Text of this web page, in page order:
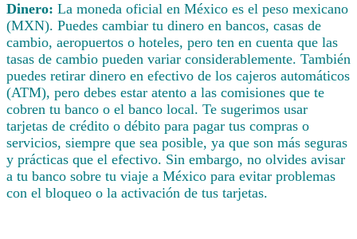
Dinero: La moneda oficial en México es el peso mexicano
(MXN). Puedes cambiar tu dinero en bancos, casas de
cambio, aeropuertos o hoteles, pero ten en cuenta que las
tasas de cambio pueden variar considerablemente. También
puedes retirar dinero en efectivo de los cajeros automáticos
(ATM), pero debes estar atento a las comisiones que te
cobren tu banco o el banco local. Te sugerimos usar
tarjetas de crédito o débito para pagar tus compras o
servicios, siempre que sea posible, ya que son más seguras
y prácticas que el efectivo. Sin embargo, no olvides avisar
a tu banco sobre tu viaje a México para evitar problemas
con el bloqueo o la activación de tus tarjetas.